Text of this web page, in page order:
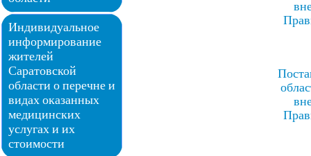
Индивидуальное
информирование
жителей
Саратовской
области о перечне и
видах оказанных
медицинских
услугах и их
стоимости